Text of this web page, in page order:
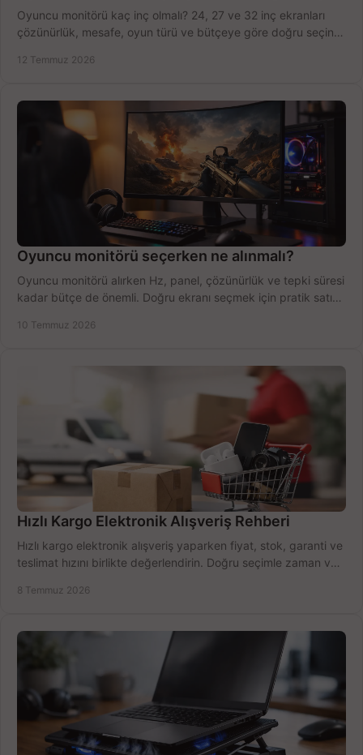
Oyuncu monitörü kaç inç olmalı? 24, 27 ve 32 inç ekranları
çözünürlük, mesafe, oyun türü ve bütçeye göre doğru seçin,
12 Temmuz 2026
Oyuncu monitörü seçerken ne alınmalı?
Oyuncu monitörü alırken Hz, panel, çözünürlük ve tepki süresi
kadar bütçe de önemli. Doğru ekranı seçmek için pratik satın
10 Temmuz 2026
Hızlı Kargo Elektronik Alışveriş Rehberi
Hızlı kargo elektronik alışveriş yaparken fiyat, stok, garanti ve
teslimat hızını birlikte değerlendirin. Doğru seçimle zaman ve
8 Temmuz 2026